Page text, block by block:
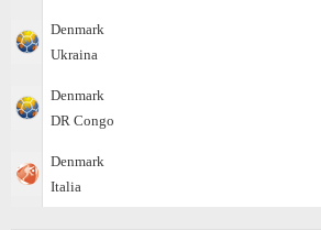
Denmark
Ukraina
Denmark
DR Congo
Denmark
Italia